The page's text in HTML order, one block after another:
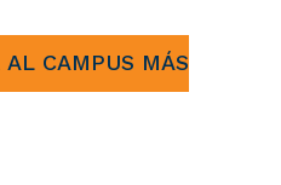
CAMPUS MÁS